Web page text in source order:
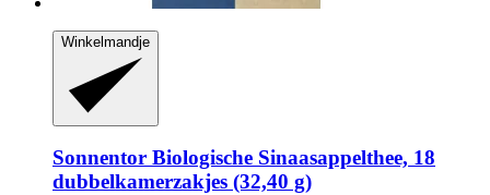
Winkelmandje
Sonnentor Biologische Sinaasappelthee, 18
dubbelkamerzakjes (32,40 g)